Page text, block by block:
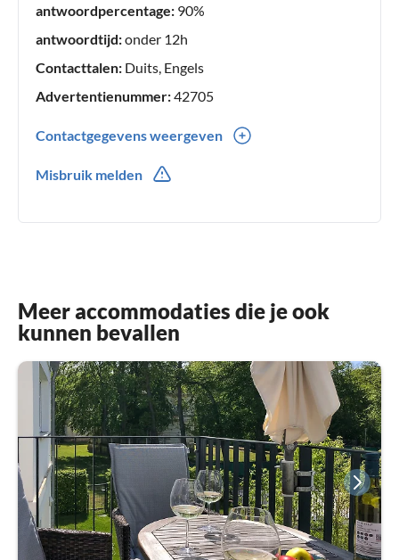
antwoordpercentage: 90%
antwoordtijd:onder 12h
Contacttalen: Duits, Engels
Advertentienummer:42705
Contactgegevens weergeven
Misbruik melden
Meer accommodaties die je ook
kunnen bevallen